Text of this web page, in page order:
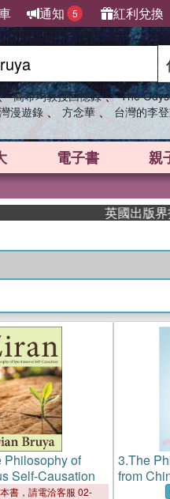
通知 5 紅利兌換
高希均教授回憶錄 、 The
漫遊錄 、 方念華 、 台灣的李
電子書 親
英國出版界指
Philosophy of
Self-Causation
書，請電洽客服 02-
3.The
from